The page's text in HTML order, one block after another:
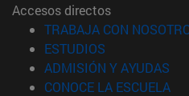
Accesos directos
TRABAJA CON
ESTUDIOS
ADMISIÓN Y AYUDAS
CONOCE LA ESCUELA